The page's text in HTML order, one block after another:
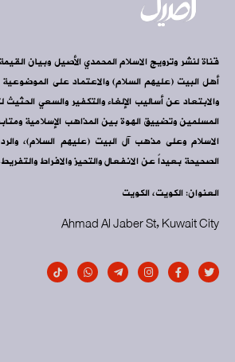
قناة لنشر وترويج الاسلام المحمدي الأصيل وبيان
أهل البيت (عليهم السلام) والاعتماد على الموضوعية
والابتعاد عن أساليب الإلغاء والتكفير والسعي
المسلمين وتضييق الهوة بين المذاهب الإسلامية
الاسلام وعلى مذهب آل البيت (عليهم السلام)،
الصحيحة بعيداً عن الانفعال والتحيز والافراط
العنوان: الكويت، الكويت
Ahmad Al Jaber St, Kuwait City